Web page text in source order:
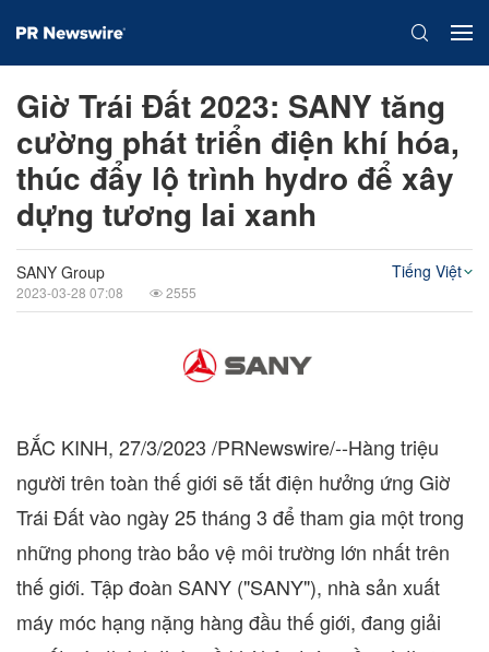
Giờ Trái Đất 2023: SANY tăng
cường phát triển điện khí hóa,
thúc đẩy lộ trình hydro để xây
dựng tương lai xanh
SANY Group
2023-03-28 07:08 2555
Tiếng Việt
BẮC KINH, 27/3/2023 /PRNewswire/--Hàng triệu
người trên toàn thế giới sẽ tắt điện hưởng ứng Giờ
Trái Đất vào ngày 25 tháng 3 để tham gia một trong
những phong trào bảo vệ môi trường lớn nhất trên
thế giới. Tập đoàn SANY ("SANY"), nhà sản xuất
máy móc hạng nặng hàng đầu thế giới, đang giải